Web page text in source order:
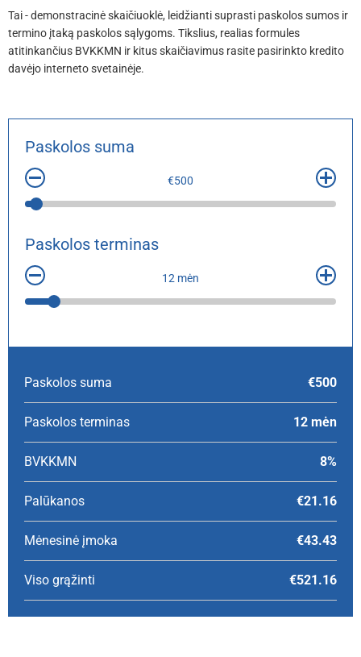
Tai - demonstracinė skaičiuoklė, leidžianti suprasti paskolos sumos ir
termino įtaką paskolos sąlygoms. Tikslius, realias formules
atitinkančius BVKKMN ir kitus skaičiavimus rasite pasirinkto kredito
davėjo interneto svetainėje.
Paskolos suma
€500
Paskolos terminas
12 mėn
Paskolos suma €500
Paskolos terminas 12 mėn
BVKKMN 8%
Palūkanos €21.16
Mėnesinė įmoka €43.43
Viso grąžinti €521.16